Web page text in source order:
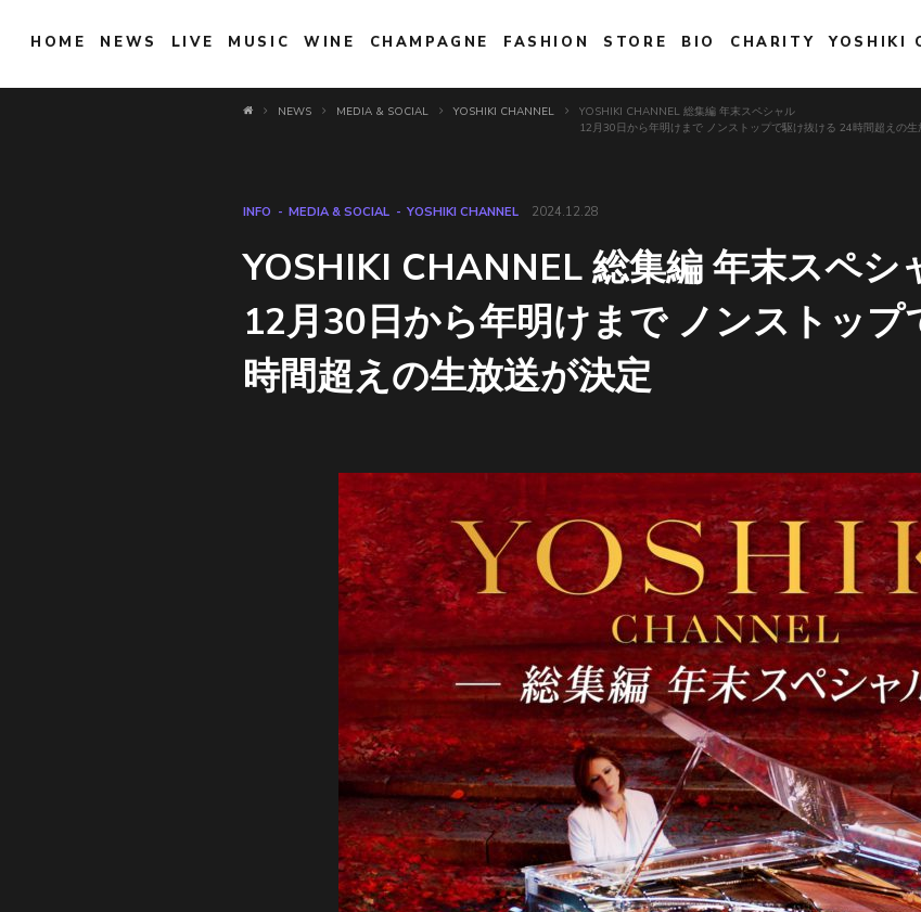
HOME NEWS LIVE MUSIC WINE CHAMPAGNE FASHION STORE BIO CHARITY YOSHIKI
NEWS MEDIA & SOCIAL YOSHIKI CHANNEL
YOSHIKI CHANNEL 総集編 年末スペシャル
12月30日から年明けまで ノンストップで駆け抜ける 24時間超えの生
INFO MEDIA & SOCIAL YOSHIKI CHANNEL 2024.12.28
YOSHIKI CHANNEL 総集編 年末スペシ
12月30日から年明けまで ノンストッ
時間超えの生放送が決定